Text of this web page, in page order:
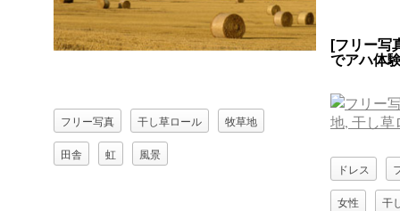
フリー写真 干し草ロール 牧草地
田舎 虹 風景
[フリー写
でアハ体
ドレス
女性 干